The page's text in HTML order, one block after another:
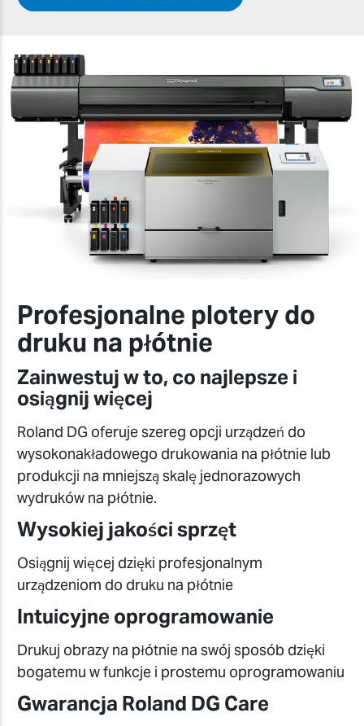
Profesjonalne plotery do
druku na płótnie
Zainwestuj w to, co najlepsze i
osiągnij więcej
Roland DG oferuje szereg opcji urządzeń do
wysokonakładowego drukowania na płótnie lub
produkcji na mniejszą skalę jednorazowych
wydruków na płótnie.
Wysokiej jakości sprzęt
Osiągnij więcej dzięki profesjonalnym
urządzeniom do druku na płótnie
Intuicyjne oprogramowanie
Drukuj obrazy na płótnie na swój sposób dzięki
bogatemu w funkcje i prostemu oprogramowaniu
Gwarancja Roland DG Care